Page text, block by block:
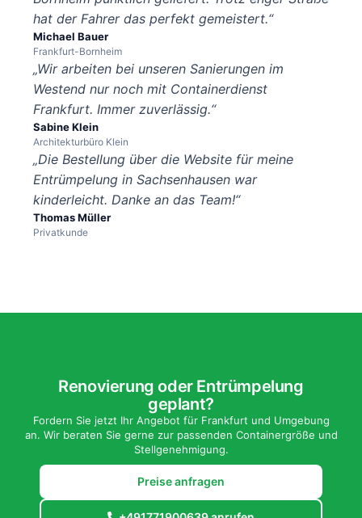
hat der Fahrer das perfekt gemeistert.“
Michael Bauer
Frankfurt-Bornheim
„Wir arbeiten bei unseren Sanierungen im
Westend nur noch mit Containerdienst
Frankfurt. Immer zuverlässig.“
Sabine Klein
Architekturbüro Klein
„Die Bestellung über die Website für meine
Entrümpelung in Sachsenhausen war
kinderleicht. Danke an das Team!“
Thomas Müller
Privatkunde
Renovierung oder Entrümpelung
geplant?
Fordern Sie jetzt Ihr Angebot für Frankfurt und Umgebung
an. Wir beraten Sie gerne zur passenden Containergröße und
Stellgenehmigung.
Preise anfragen